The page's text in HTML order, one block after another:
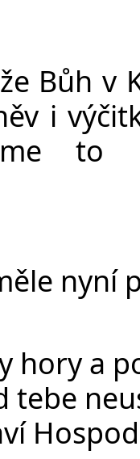
Bůh v
i
to
nyní
hory a
tebe